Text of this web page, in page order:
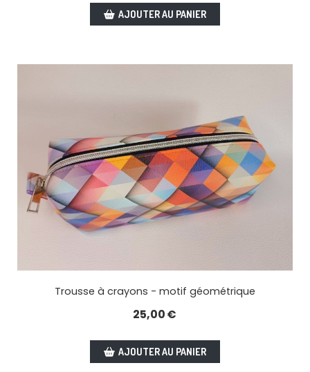
AJOUTER AU PANIER
Trousse à crayons - motif géométrique
25,00€
AJOUTER AU PANIER